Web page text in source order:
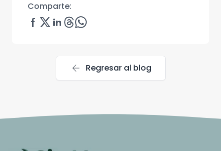
Comparte:
arrow_back Regresar al blog